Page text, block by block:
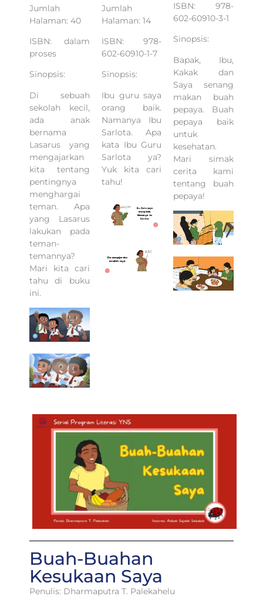
Jumlah
Halaman: 40
ISBN: dalam
proses
Sinopsis:
Di sebuah
sekolah kecil,
ada anak
bernama
Lasarus yang
mengajarkan
kita tentang
pentingnya
menghargai
teman. Apa
yang Lasarus
lakukan pada
teman-
temannya?
Mari kita cari
tahu di buku
ini.
Jumlah
Halaman: 14
ISBN: 978-
602-60910-1-7
Sinopsis:
Ibu guru saya
orang baik.
Namanya Ibu
Sarlota. Apa
kata Ibu Guru
Sarlota ya?
Yuk kita cari
tahu!
ISBN: 978-
602-60910-3-1
Sinopsis:
Bapak, Ibu,
Kakak dan
Saya senang
makan buah
pepaya. Buah
pepaya baik
untuk
kesehatan.
Mari simak
cerita kami
tentang buah
pepaya!
Buah-Buahan
Kesukaan Saya
Penulis: Dharmaputra T. Palekahelu